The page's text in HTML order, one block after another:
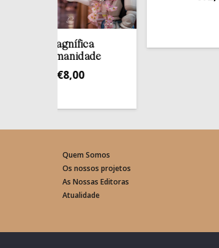
Quem Somos
Os nossos projetos
As Nossas Editoras
Atualidade